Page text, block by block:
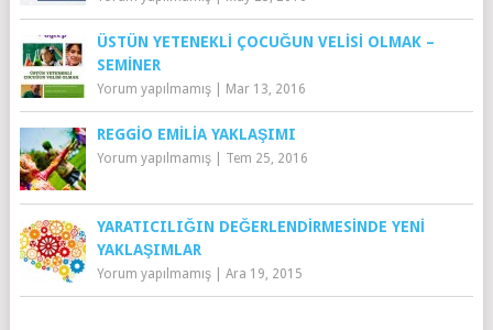
ÜSTÜN YETENEKLI ÇOCUĞUN VELISI OLMAK –
SEMINER
Yorum yapılmamış| Mar 13, 2016
REGGIO EMILIA YAKLAŞIMI
Yorum yapılmamış| Tem 25, 2016
YARATICILIĞIN DEĞERLENDIRMESINDE YENI
YAKLAŞIMLAR
Yorum yapılmamış| Ara 19, 2015